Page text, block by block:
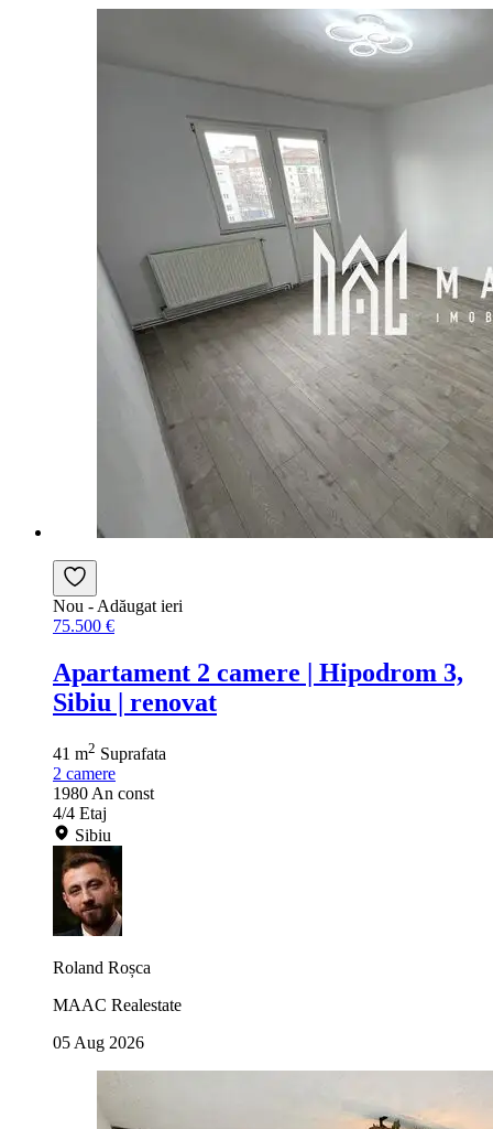
Nou - Adăugat ieri
75.500 €
Apartament 2 camere | Hipodrom 3,
Sibiu | renovat
41 m2 Suprafata
2 camere
1980 An const
4/4 Etaj
Sibiu
Roland Roșca
MAAC Realestate
05 Aug 2026